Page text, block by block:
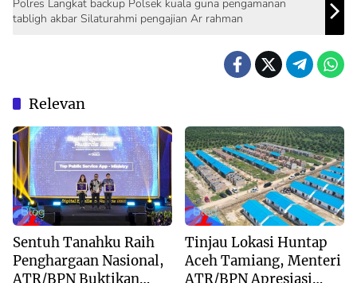
Polres Langkat backup Polsek kuala guna pengamanan
tabligh akbar Silaturahmi pengajian Ar rahman
Relevan
Blog
Sentuh Tanahku Raih
Penghargaan Nasional,
ATR/BPN Buktikan
Blog
Tinjau Lokasi Huntap
Aceh Tamiang, Menteri
ATR/BPN Apresiasi